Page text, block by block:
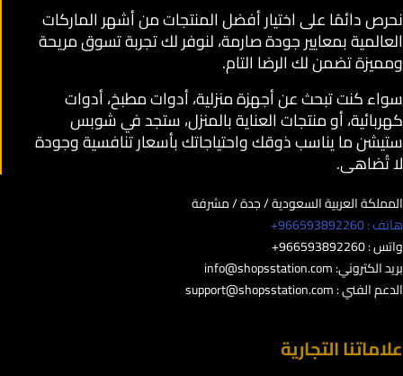
نحرص دائمًا على اختيار أفضل المنتجات من أشهر الماركات
العالمية بمعايير جودة صارمة، لنوفر لك تجربة تسوق مريحة
ومميزة تضمن لك الرضا التام.
سواء كنت تبحث عن أجهزة منزلية، أدوات مطبخ، أدوات
كهربائية، أو منتجات العناية بالمنزل، ستجد في شوبس
ستيشن ما يناسب ذوقك واحتياجاتك بأسعار تنافسية وجودة
لا تُضاهى.
المملكة العربية السعودية / جدة / مشرفة
هاتف : 966593892260+
واتس : 966593892260+
بريد الكتروني:info@shopsstation.com
الدعم الفني :support@shopsstation.com
علاماتنا التجارية